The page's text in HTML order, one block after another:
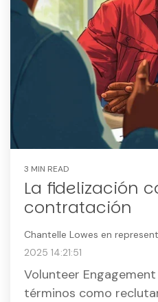
3 MIN READ
La fidelización
contratación
Chantelle Lowes en
2025 14:21:51
Volunteer
términos como